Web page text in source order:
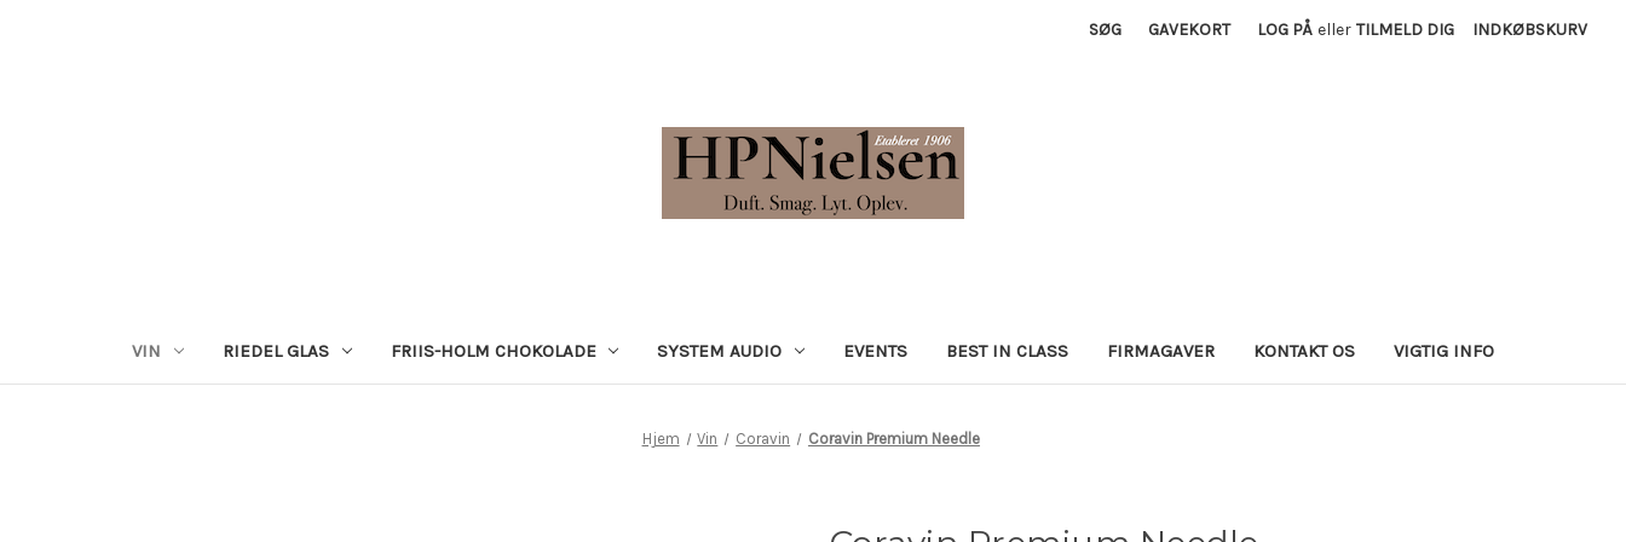
SØG GAVEKORT LOG PÅ eller TILMELD DIG INDKØBSKURV
VIN RIEDEL GLAS FRIIS-HOLM CHOKOLADE SYSTEM AUDIO EVENTS BEST IN CLASS FIRMAGAVER KONTAKT OS VIGTIG INFO
Hjem Vin Coravin Coravin Premium Needle